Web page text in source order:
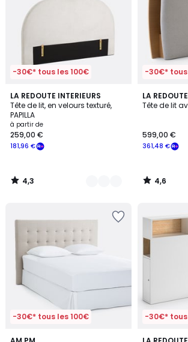
-30€* tous les 100€
LA REDOUTE INTERIEURS
Tête de lit, en velours texturé,
PAPILLA
à partir de
181,96 €
259,00 €
4,3
/ 5
2
Couleurs
4,3
/
-30€* tous
LA
Tête de lit
361,48 €
599,00 €
4,6
/ 5
4,6
/
-30€* tous les 100€
4,6
-30€* tous
4,1